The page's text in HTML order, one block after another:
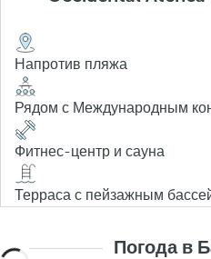
Напротив пляжа
Рядом с Международным
Фитнес-центр и сауна
Терраса с пейзажным
Погода в